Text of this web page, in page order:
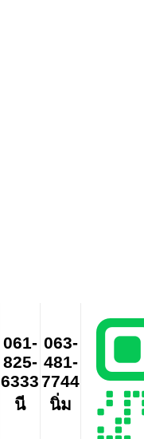
061-
825-
6333
นี
063-
481-
7744
นิ่ม